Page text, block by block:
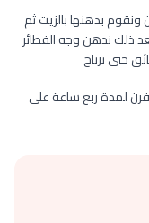
ونقوم بدهنها بالزيت ثم
ذلك ندهن وجه الفطائر
حتى ترتاح
لمدة ربع ساعة على